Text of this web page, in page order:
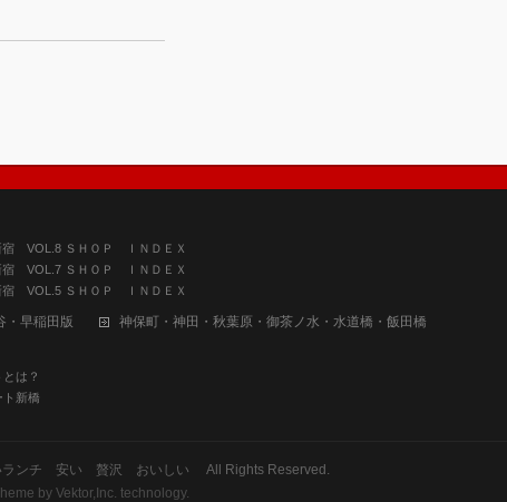
宿 VOL.8 ＳＨＯＰ ＩＮＤＥＸ
宿 VOL.7 ＳＨＯＰ ＩＮＤＥＸ
宿 VOL.5 ＳＨＯＰ ＩＮＤＥＸ
・早稲田版
神保町・神田・秋葉原・御茶ノ水・水道橋・飯田橋
は？
ト新橋
ランチ 安い 贅沢 おいしい
All Rights Reserved.
by Vektor,Inc. technology.